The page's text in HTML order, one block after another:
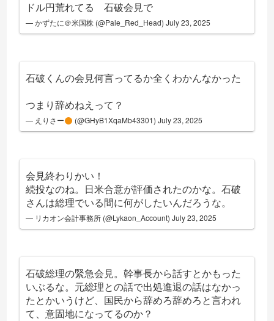
ドル円荒れてる 石破会見で
— かずたに＠米国株 (@Pale_Red_Head)July 23, 2025
石破くんの会見何言ってるか全くわかんなかった
つまり辞めねえって？
— えりさー (@GHyB1XqaMb43301) July 23, 2025
会見終わりかい！
続投なのね。日米合意が評価されたのかな。石破
さんは総理でいる間に何がしたいんだろうな。
— リカオン会計事務所 (@Lykaon_Account)July 23, 2025
石破総理の緊急会見。幹事長から話すとかもった
いぶるな。元総理との話で出処進退の話はなかっ
たとかいうけど、国民から辞めろ辞めろと言われ
て、意固地になってるのか？